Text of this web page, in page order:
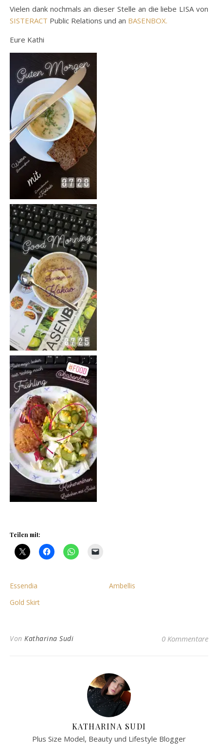
Vielen dank nochmals an dieser Stelle an die liebe LISA von
SISTERACT Public Relations und an BASENBOX.
Eure Kathi
Teilen mit:
Essendia
Ambellis
Gold Skirt
Von Katharina Sudi 0 Kommentare
KATHARINA SUDI
Plus Size Model, Beauty und Lifestyle Blogger